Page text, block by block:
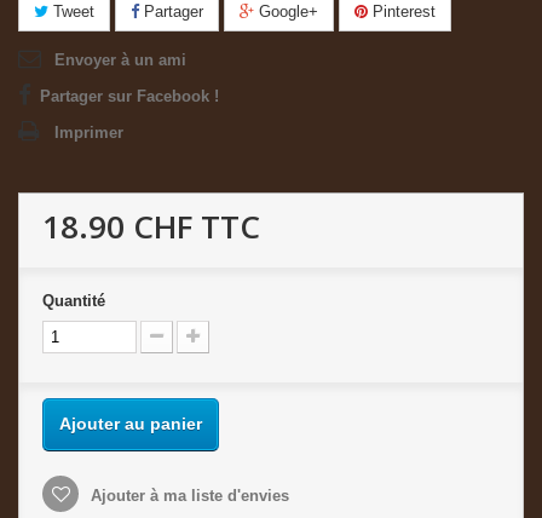
Tweet Partager Google+ Pinterest
Envoyer à un ami
Partager sur Facebook !
Imprimer
18.90 CHF TTC
Quantité
Ajouter au panier
Ajouter à ma liste d'envies